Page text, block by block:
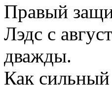
Правый
Лэдс с
дважды.
Как